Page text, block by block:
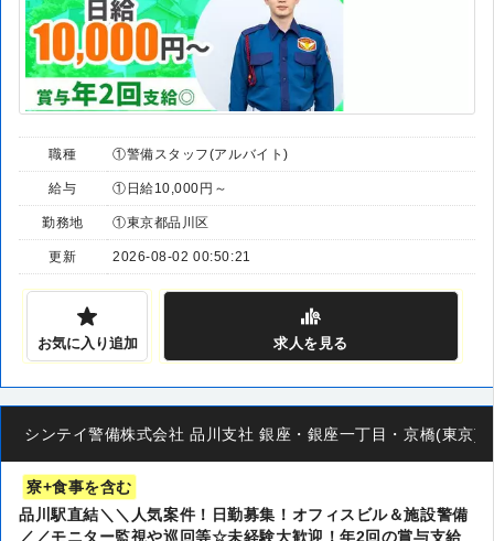
職種 ①警備スタッフ(アルバイト)
給与 ①日給10,000円～
勤務地 ①東京都品川区
更新 2026-08-02 00:50:21
お気に入り追加 求人 を見る
シンテイ警備株式会社 品川支社 銀座・銀座一丁目・京橋(東京
寮+食事を含む
品川駅直結＼＼人気案件！日勤募集！オフィスビル＆施設警備
／／モニター監視や巡回等☆未経験大歓迎！年2回の賞与支給